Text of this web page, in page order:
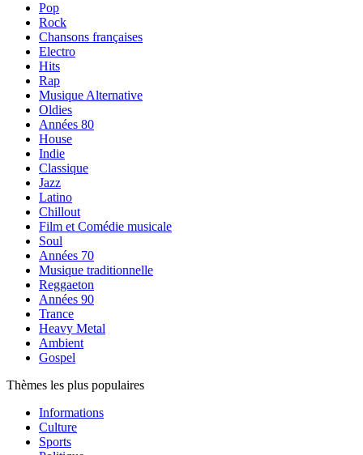
Pop
Rock
Chansons françaises
Electro
Hits
Rap
Musique Alternative
Oldies
Années 80
House
Indie
Classique
Jazz
Latino
Chillout
Film et Comédie musicale
Soul
Années 70
Musique traditionnelle
Reggaeton
Années 90
Trance
Heavy Metal
Ambient
Gospel
Thèmes les plus populaires
Informations
Culture
Sports